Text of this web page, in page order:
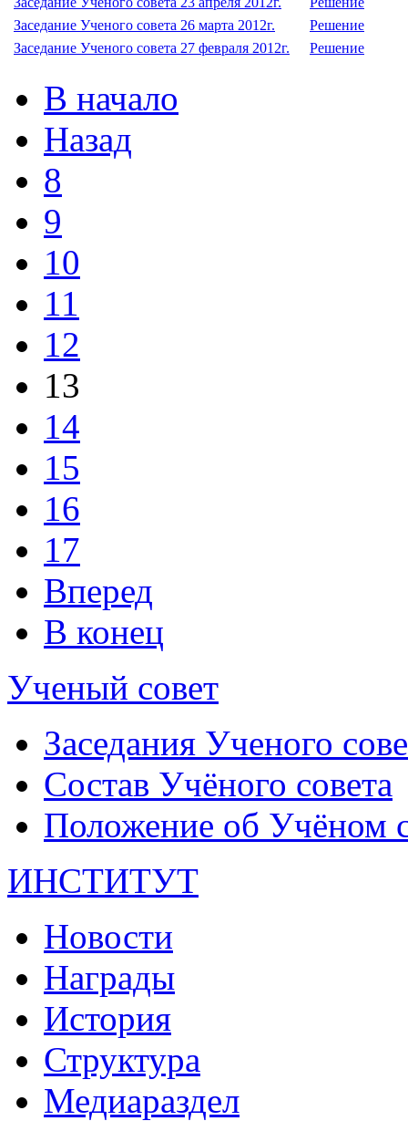
Заседание Ученого совета 26 марта 2012г.
Решение
Заседание Ученого совета 27 февраля 2012г.
Решение
В начало
Назад
8
9
10
11
12
13
14
15
16
17
Вперед
В конец
Ученый совет
Заседания Ученого
Состав Учёного совета
Положение об Учёном
ИНСТИТУТ
Новости
Награды
История
Структура
Медиараздел